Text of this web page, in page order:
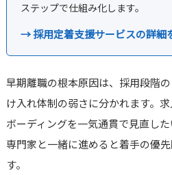
ステップで仕組み化します。
→ 採用定着支援サービスの詳細
早期離職の根本原因は、採用段階
け入れ体制の弱さに分かれます。
ボーディングを一気通貫で見直し
専門家と一緒に進めると着手の優
す。